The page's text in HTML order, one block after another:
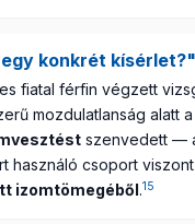
konkrét kísérlet?"
fiatal férfin végzett
mozdulatlanság alatt
szenvedett —
használó csoport
izomtömegéből .15